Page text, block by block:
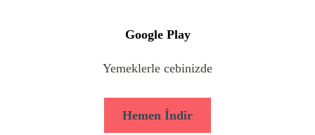
Google Play
Yemeklerle cebinizde
Hemen İndir